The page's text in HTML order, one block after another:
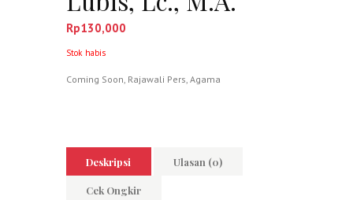
Rp130,000
Stok habis
Coming Soon, Rajawali Pers, Agama
Deskripsi Ulasan (0)
Cek Ongkir